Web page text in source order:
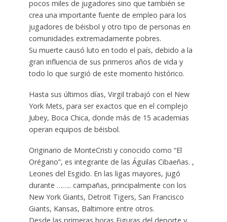
pocos miles de jugadores sino que también se
crea una importante fuente de empleo para los
jugadores de béisbol y otro tipo de personas en
comunidades extremadamente pobres.
Su muerte causó luto en todo el país, debido a la
gran influencia de sus primeros años de vida y
todo lo que surgió de este momento histórico.
Hasta sus últimos días, Virgil trabajó con el New
York Mets, para ser exactos que en el complejo
Jubey, Boca Chica, donde más de 15 academias
operan equipos de béisbol.
Originario de MonteCristi y conocido como “El
Orégano”, es integrante de las Águilas Cibaeñas. ,
Leones del Esgido. En las ligas mayores, jugó
durante …….. campañas, principalmente con los
New York Giants, Detroit Tigers, San Francisco
Giants, Kansas, Baltimore entre otros.